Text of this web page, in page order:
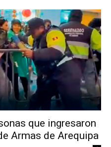
que ingresaron
Armas de Arequipa